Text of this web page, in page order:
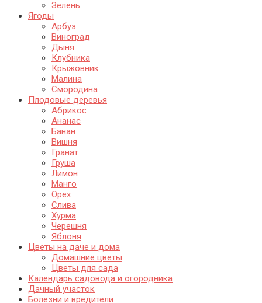
Зелень
Ягоды
Арбуз
Виноград
Дыня
Клубника
Крыжовник
Малина
Смородина
Плодовые деревья
Абрикос
Ананас
Банан
Вишня
Гранат
Груша
Лимон
Манго
Орех
Слива
Хурма
Черешня
Яблоня
Цветы на даче и дома
Домашние цветы
Цветы для сада
Календарь садовода и огородника
Дачный участок
Болезни и вредители